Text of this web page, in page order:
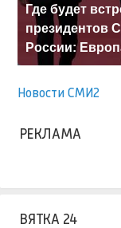
Где будет
президентов
России:
Новости СМИ2
РЕКЛАМА
ВЯТКА 24